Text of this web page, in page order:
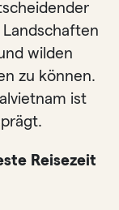
wilden
zu können.
ist
Reisezeit